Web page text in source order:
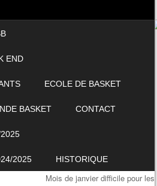
END
ECOLE DE BASKET
BASKET CONTACT
2025 HISTORIQUE
Mois de janvier difficile pour les